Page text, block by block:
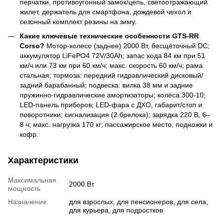
перчатки, противоугонный замок/цепь, светоотражающий
жилет, держатель для смартфона, дождевой чехол и
сезонный комплект резины на зиму.
Какие ключевые технические особенности GTS-RR
Corso? Мотор-колесо (заднее) 2000 Вт, бесщёточный DC;
аккумулятор LiFePO4 72V/30Ah; запас хода 84 км при 51
км/ч или 73 км при 60 км/ч; макс. скорость 60 км/ч; рама
стальная; тормоза: передний гидравлический дисковый/
задний барабанный; подвеска: вилка 38 мм и задние
пружинно-гидравлические амортизаторы; колёса 300-10;
LED-панель приборов; LED-фара с ДХО, габарит/стоп и
поворотники; сигнализация (2 брелока); зарядка 220 В, 6–
8 ч; макс. нагрузка 170 кг; пассажирское место, подножки и
кофр.
Характеристики
Максимальная
мощность
2000 Вт
Назначение
для взрослых, для пенсионеров, для села,
для курьера, для подростков